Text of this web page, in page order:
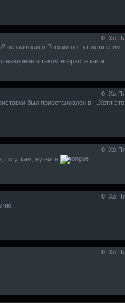
0
незнаю как в России но тут дети етим
наверное в таком возрасте как я
0
был приостановлен в ...Хотя это
0
по уткам, ну ниче
0
0